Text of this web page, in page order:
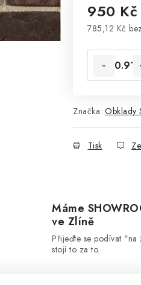
950
785,12 Kč
Značka: Obklady
Tisk
Máme
ve Zlíně
Přijeďte se podívat "na
stojí to za to.